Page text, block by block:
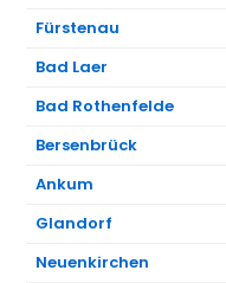
Fürstenau
Bad Laer
Bad Rothenfelde
Bersenbrück
Ankum
Glandorf
Neuenkirchen